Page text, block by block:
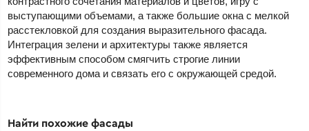
выступающими объемами, а также большие окна с мелкой
расстекловкой для создания выразительного фасада.
Интеграция зелени и архитектуры также является
эффективным способом смягчить строгие линии
современного дома и связать его с окружающей средой.
Найти похожие фасады